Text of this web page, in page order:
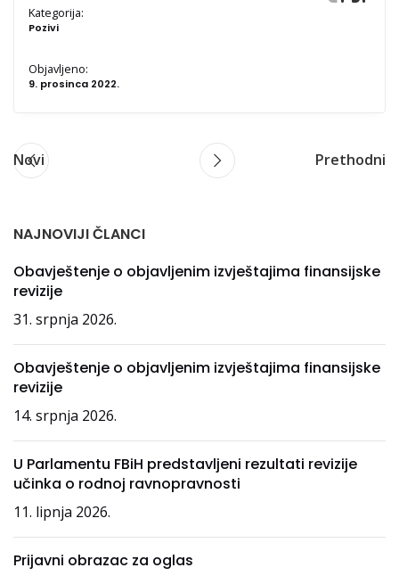
Kategorija:
Pozivi
Objavljeno:
9. prosinca 2022.
Novi Prethodni
NAJNOVIJI ČLANCI
Obavještenje o objavljenim izvještajima finansijske
revizije
31. srpnja 2026.
Obavještenje o objavljenim izvještajima finansijske
revizije
14. srpnja 2026.
U Parlamentu FBiH predstavljeni rezultati revizije
učinka o rodnoj ravnopravnosti
11. lipnja 2026.
Prijavni obrazac za oglas